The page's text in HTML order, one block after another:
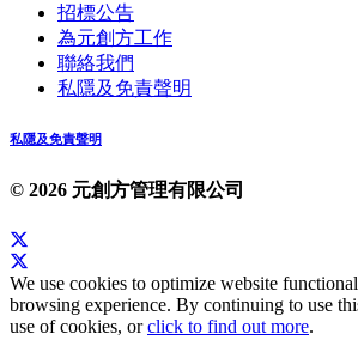
招標公告
為元創方工作
聯絡我們
私隱及免責聲明
私隱及免責聲明
© 2026 元創方管理有限公司
We use cookies to optimize website
browsing experience. By continuing to use
use of cookies, orclick to find out more.